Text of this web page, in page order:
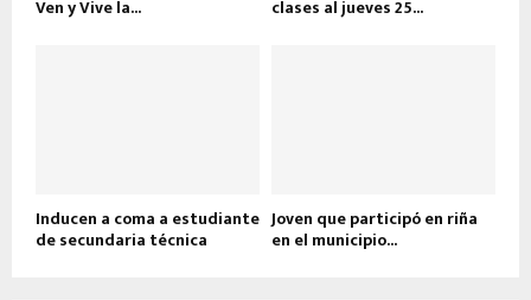
Ven y Vive la... clases al jueves 25...
Inducen a coma a estudiante
de secundaria técnica
Joven que participó en riña
en el municipio...